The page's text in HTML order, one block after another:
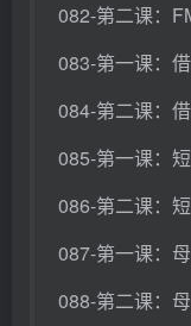
082-第二课：
083-第一课：
084-第二课：
085-第一课：
086-第二课：
087-第一课：
088-第二课：